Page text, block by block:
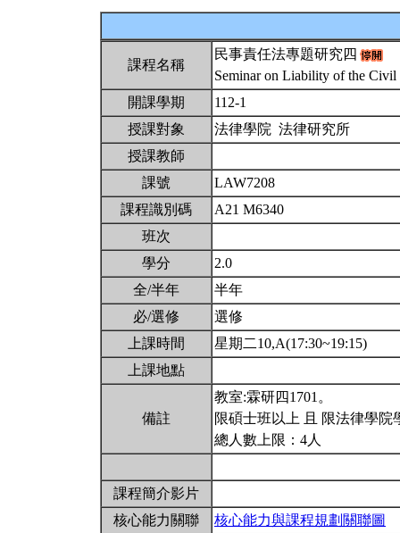
課程名稱
民事責任法專題研究四
Seminar on Liability of the
開課學期
112-1
授課對象
法律學院 法律研究所
授課教師
課號
LAW7208
課程識別碼
A21 M6340
班次
學分
2.0
全/半年
半年
必/選修
選修
上課時間
星期二10,A(17:30~19:15)
上課地點
備註
教室:霖研四1701。
限碩士班以上 且 限法律學院
總人數上限：4人
課程簡介影片
核心能力關聯
核心能力與課程規劃關聯圖